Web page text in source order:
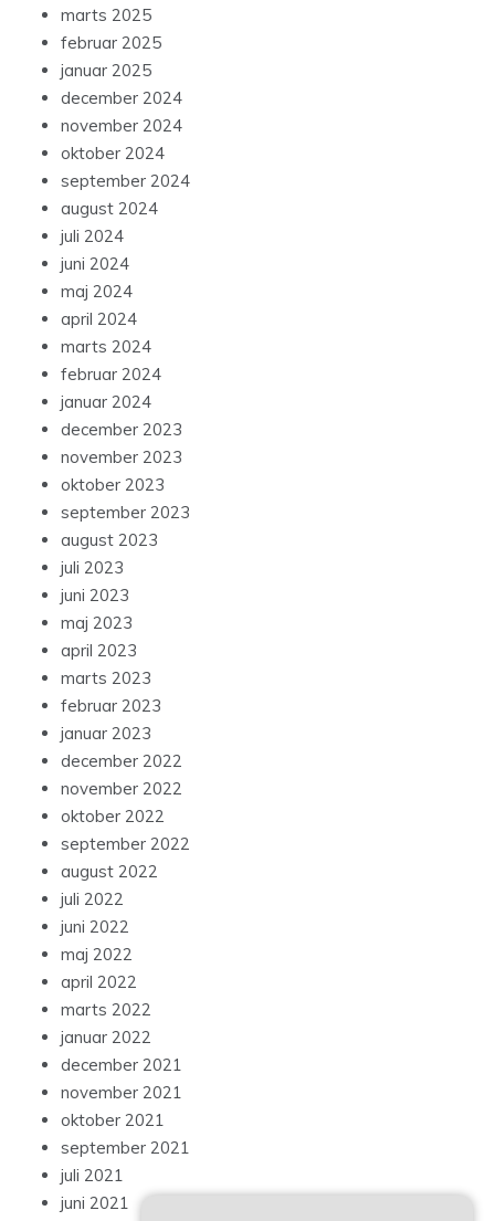
marts 2025
februar 2025
januar 2025
december 2024
november 2024
oktober 2024
september 2024
august 2024
juli 2024
juni 2024
maj 2024
april 2024
marts 2024
februar 2024
januar 2024
december 2023
november 2023
oktober 2023
september 2023
august 2023
juli 2023
juni 2023
maj 2023
april 2023
marts 2023
februar 2023
januar 2023
december 2022
november 2022
oktober 2022
september 2022
august 2022
juli 2022
juni 2022
maj 2022
april 2022
marts 2022
januar 2022
december 2021
november 2021
oktober 2021
september 2021
juli 2021
juni 2021